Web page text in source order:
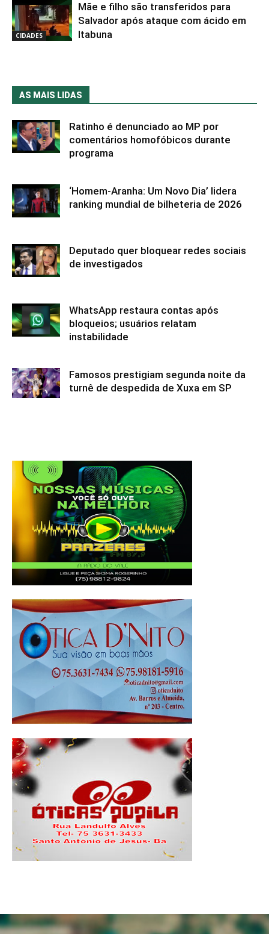
CIDADES
Mãe e filho são transferidos para
Salvador após ataque com ácido em
Itabuna
AS MAIS LIDAS
Ratinho é denunciado ao MP por
comentários homofóbicos durante
programa
‘Homem-Aranha: Um Novo Dia’ lidera
ranking mundial de bilheteria de 2026
Deputado quer bloquear redes sociais
de investigados
WhatsApp restaura contas após
bloqueios; usuários relatam
instabilidade
Famosos prestigiam segunda noite da
turnê de despedida de Xuxa em SP